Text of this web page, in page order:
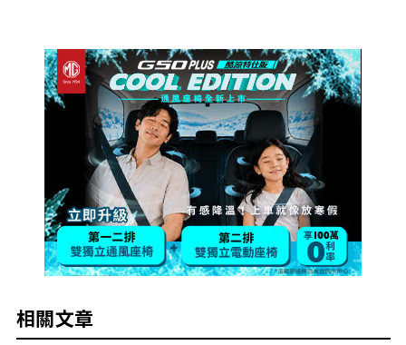
相關文章